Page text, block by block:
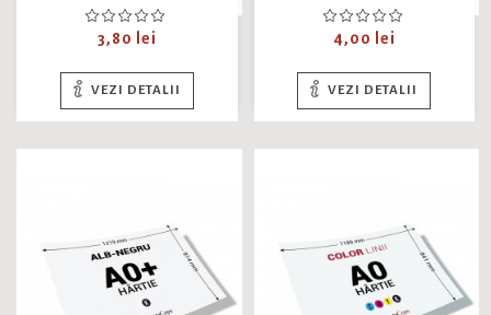
Pret
3,80 lei
VEZI DETALII
Pret
4,00 lei
VEZI DETALII